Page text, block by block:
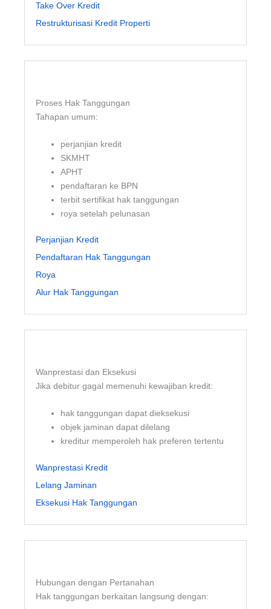
Take Over Kredit
Restrukturisasi Kredit Properti
Proses Hak Tanggungan
Tahapan umum:
perjanjian kredit
SKMHT
APHT
pendaftaran ke BPN
terbit sertifikat hak tanggungan
roya setelah pelunasan
Perjanjian Kredit
Pendaftaran Hak Tanggungan
Roya
Alur Hak Tanggungan
Wanprestasi dan Eksekusi
Jika debitur gagal memenuhi kewajiban kredit:
hak tanggungan dapat dieksekusi
objek jaminan dapat dilelang
kreditur memperoleh hak preferen tertentu
Wanprestasi Kredit
Lelang Jaminan
Eksekusi Hak Tanggungan
Hubungan dengan Pertanahan
Hak tanggungan berkaitan langsung dengan: